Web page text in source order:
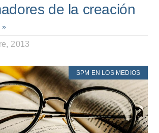
de la creación
»
2013
SPM EN LOS MEDIOS